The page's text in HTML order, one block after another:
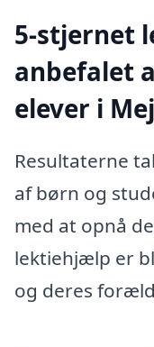
5-stjernet
anbefalet
elever i
Resultaterne
af børn og
med at opnå
lektiehjælp er
og deres